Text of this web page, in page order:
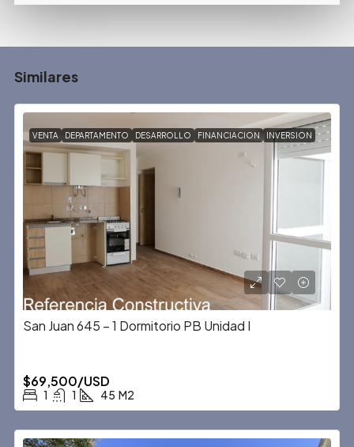
Similares
VENTA DEPARTAMENTO DESARROLLO FINANCIACION INVERSION
San Juan 645 – 1 Dormitorio PB Unidad I
$69,500/USD
1 1 45 M2